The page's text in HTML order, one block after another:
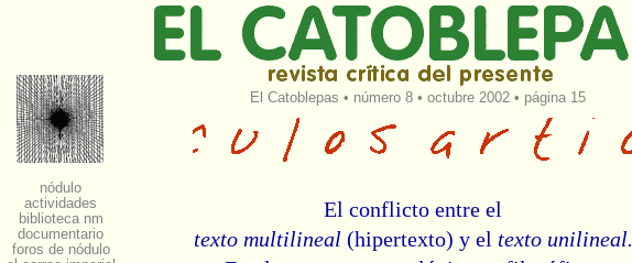
El Catoblepas • número 8• octubre 2002 • página 15
El conflicto entre el
texto multilineal (hipertexto) y el texto unilineal.